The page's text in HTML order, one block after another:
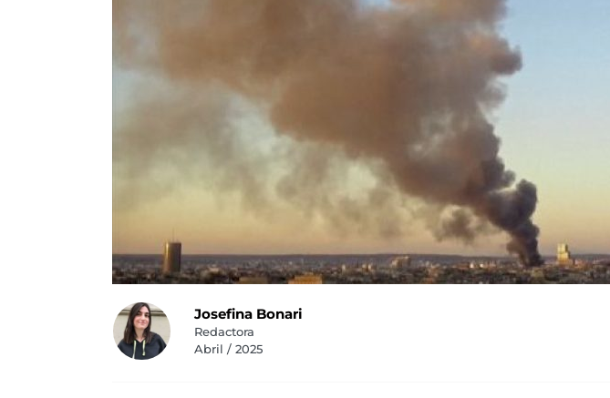
Josefina Bonari
Redactora
Abril / 2025